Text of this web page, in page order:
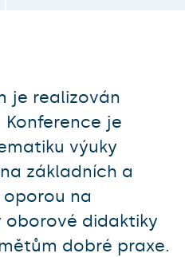
je realizován
je
výuky
základních a
na
oborové didaktiky
dobré praxe.